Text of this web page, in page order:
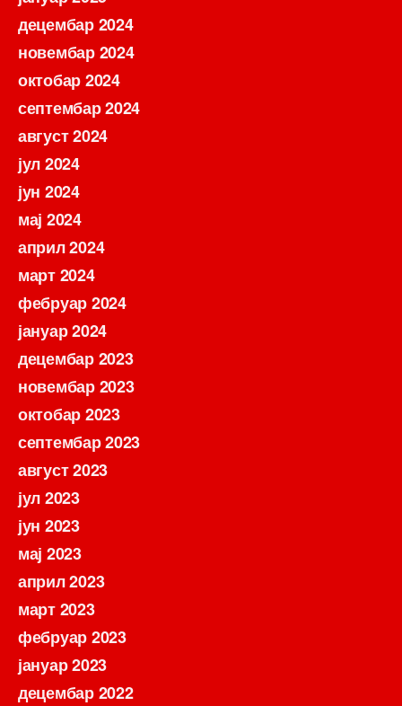
децембар 2024
новембар 2024
октобар 2024
септембар 2024
август 2024
јул 2024
јун 2024
мај 2024
април 2024
март 2024
фебруар 2024
јануар 2024
децембар 2023
новембар 2023
октобар 2023
септембар 2023
август 2023
јул 2023
јун 2023
мај 2023
април 2023
март 2023
фебруар 2023
јануар 2023
децембар 2022